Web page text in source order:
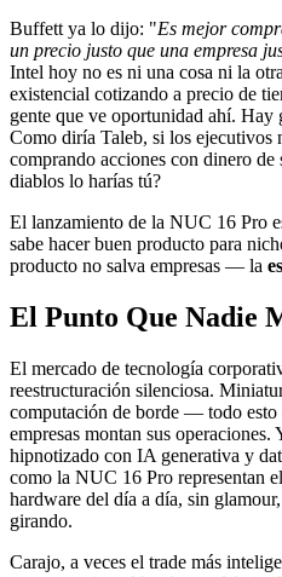
Buffett ya lo dijo: "Es mejor
un precio justo que una empresa
Intel hoy no es ni una cosa ni la
existencial cotizando a precio de
gente que ve oportunidad ahí. Hay
Como diría Taleb, si los ejecutivos
comprando acciones con dinero
diablos lo harías tú?
El lanzamiento de la NUC 16 Pro
sabe hacer buen producto para
producto no salva empresas — la
El Punto Que Nadie
El mercado de tecnología
reestructuración silenciosa.
computación de borde — todo esto
empresas montan sus
hipnotizado con IA generativa y
como la NUC 16 Pro representan
hardware del día a día, sin
girando.
Carajo, a veces el trade más